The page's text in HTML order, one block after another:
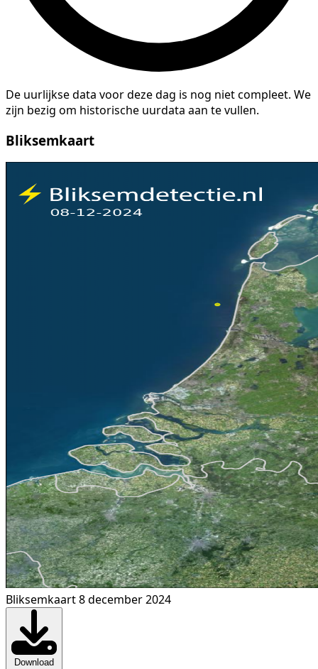
De uurlijkse data voor deze dag is nog niet compleet. We
zijn bezig om historische uurdata aan te vullen.
Bliksemkaart
Bliksemkaart 8 december 2024
Download